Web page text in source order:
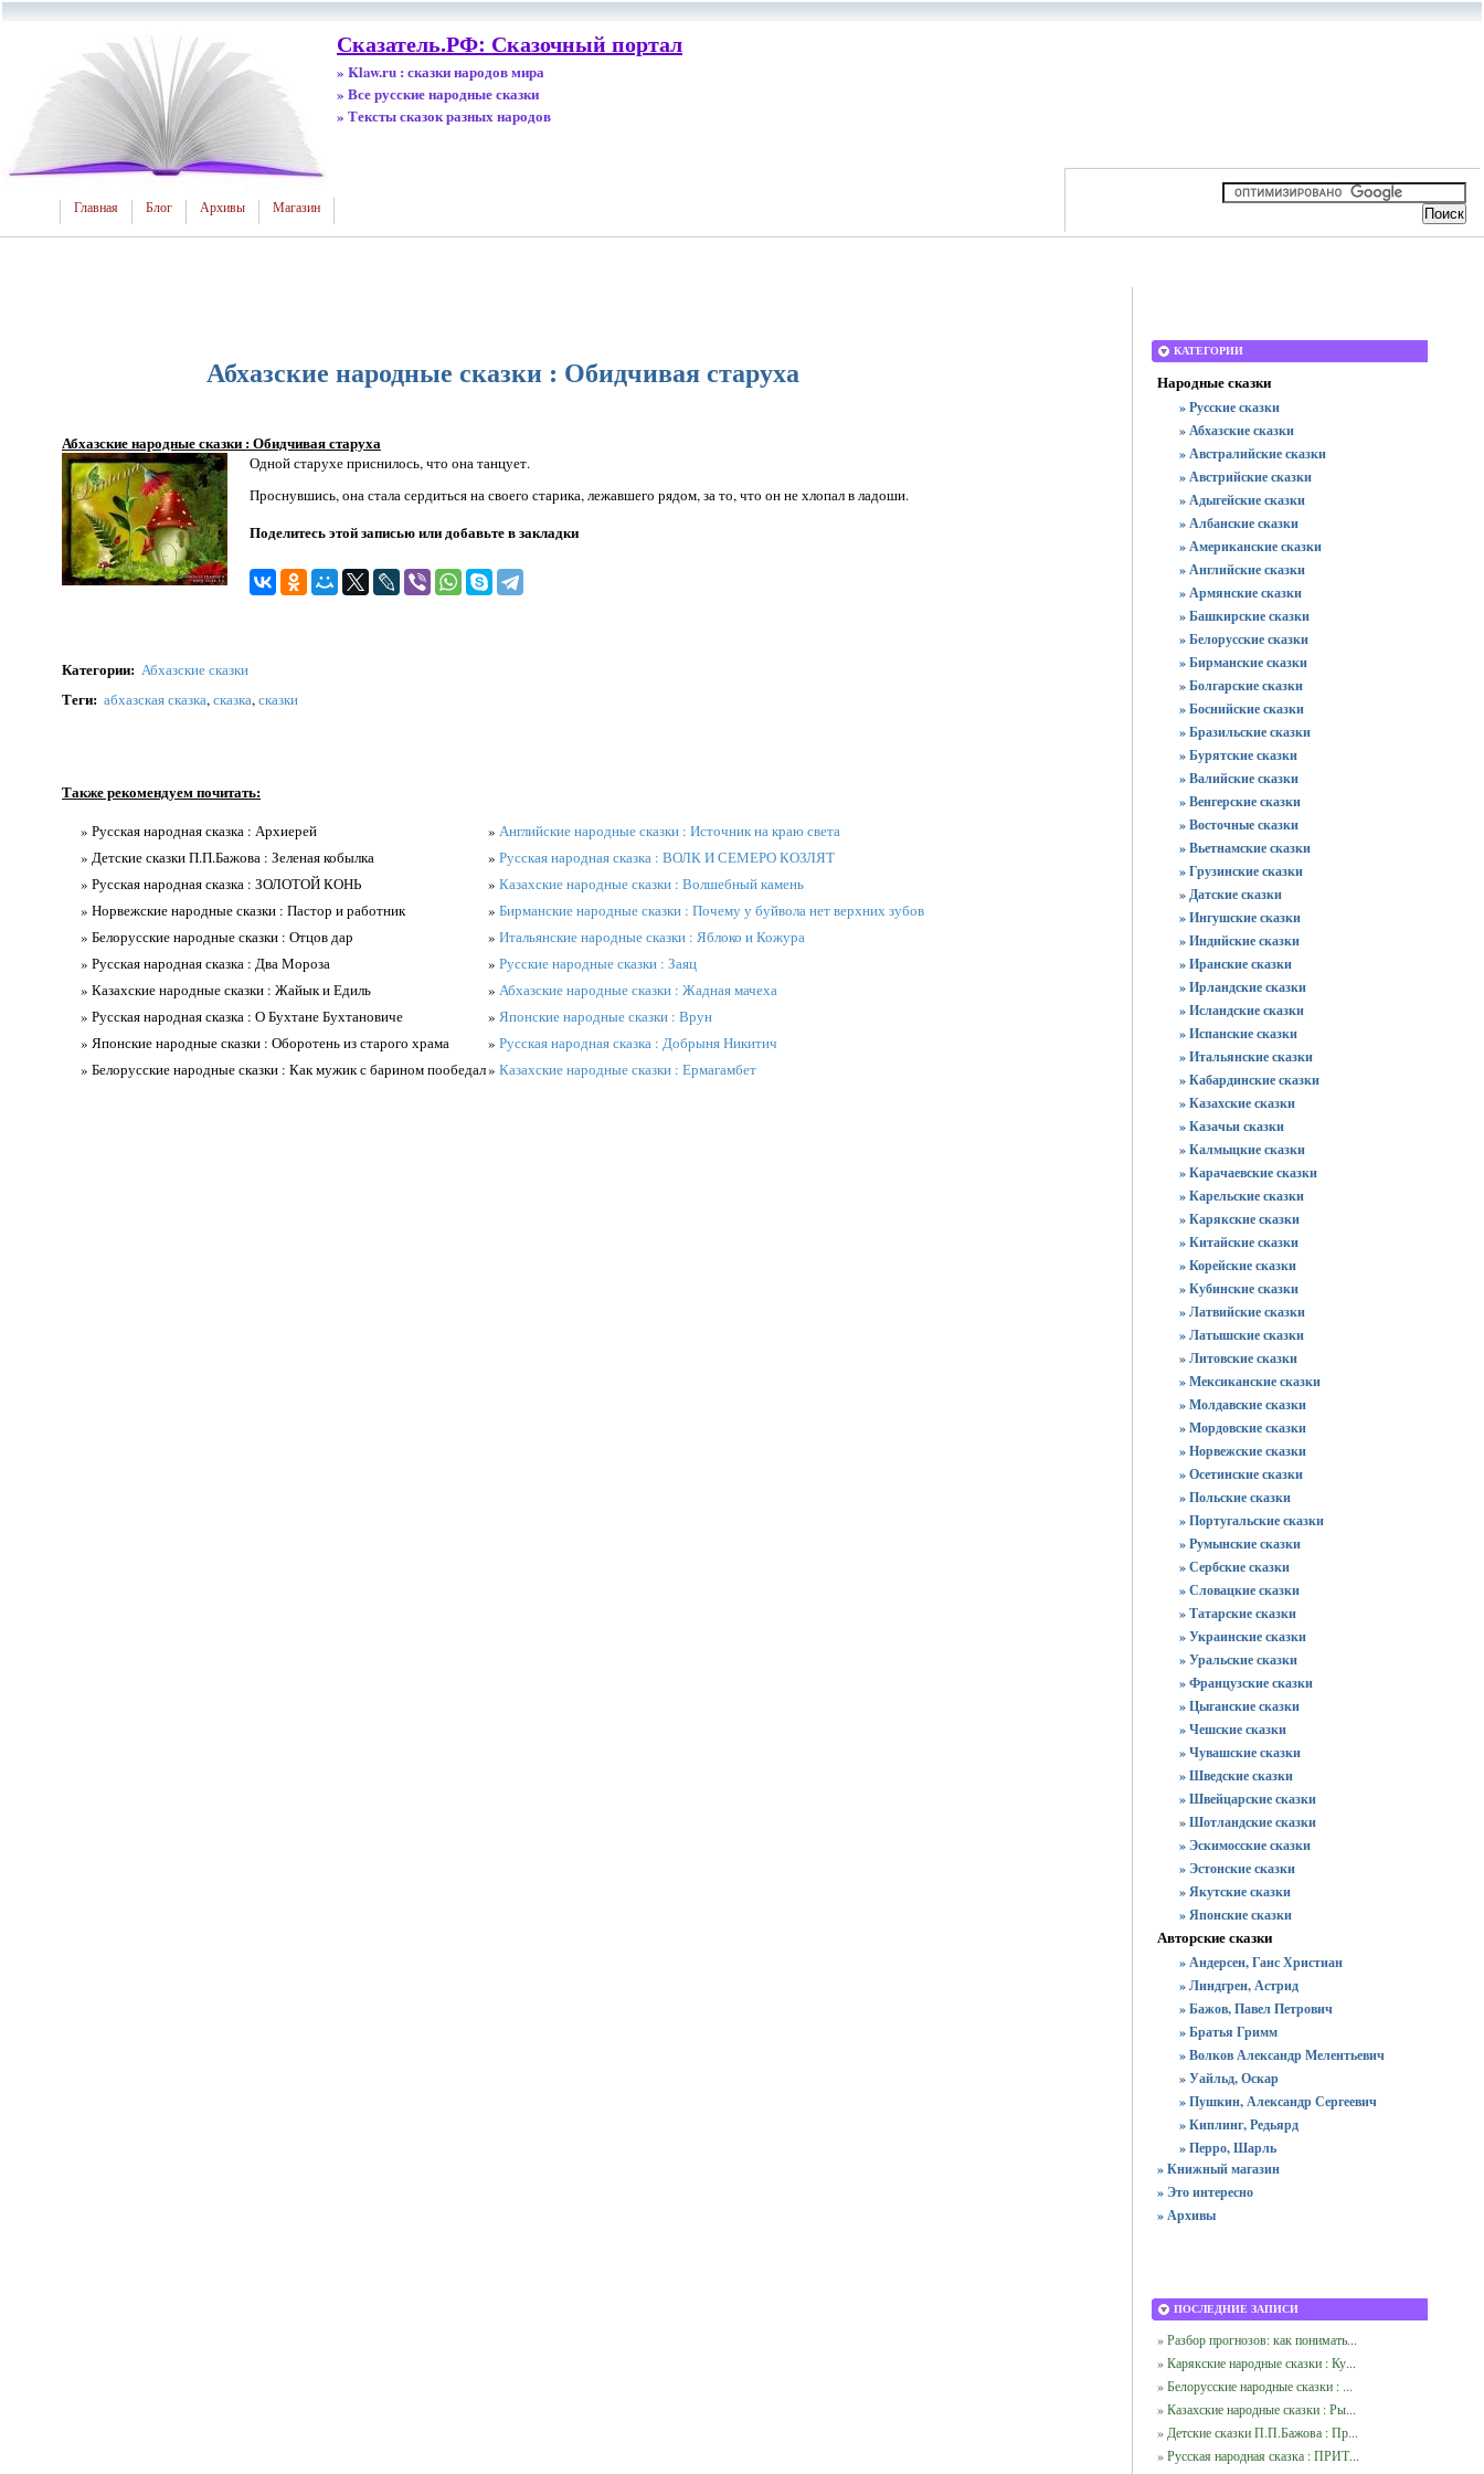
Сказатель.РФ: Сказочный портал
» Klaw.ru : сказки народов мира
» Все русские народные сказки
» Тексты сказок разных народов
Главная Блог Архивы Магазин
Абхазские народные сказки : Обидчивая старуха
Абхазские народные сказки : Обидчивая старуха
Одной старухе приснилось, что она танцует.
Проснувшись, она стала сердиться на своего старика, лежавшего рядом, за то, что он не хлопал в ладоши.
Поделитесь этой записью или добавьте в закладки
Категории: Абхазские сказки
Теги: абхазская сказка,сказка,сказки
Также рекомендуем почитать:
» Русская народная сказка : Архиерей
» Детские сказки П.П.Бажова : Зеленая кобылка
» Русская народная сказка : ЗОЛОТОЙ КОНЬ
» Норвежские народные сказки : Пастор и работник
» Белорусские народные сказки : Отцов дар
» Русская народная сказка : Два Мороза
» Казахские народные сказки : Жайык и Едиль
» Русская народная сказка : О Бухтане Бухтановиче
» Японские народные сказки : Оборотень из старого храма
» Белорусские народные сказки : Как мужик с барином пообедал
» Английские народные сказки : Источник на краю света
» Русская народная сказка : ВОЛК И СЕМЕРО КОЗЛЯТ
» Казахские народные сказки : Волшебный камень
» Бирманские народные сказки : Почему у буйвола нет верхних зубов
» Итальянские народные сказки : Яблоко и Кожура
» Русские народные сказки : Заяц
» Абхазские народные сказки : Жадная мачеха
» Японские народные сказки : Врун
» Русская народная сказка : Добрыня Никитич
» Казахские народные сказки : Ермагамбет
КАТЕГОРИИ
Народные сказки
» Русские сказки
» Абхазские сказки
» Австралийские сказки
» Австрийские сказки
» Адыгейские сказки
» Албанские сказки
» Американские сказки
» Английские сказки
» Армянские сказки
» Башкирские сказки
» Белорусские сказки
» Бирманские сказки
» Болгарские сказки
» Боснийские сказки
» Бразильские сказки
» Бурятские сказки
» Валийские сказки
» Венгерские сказки
» Восточные сказки
» Вьетнамские сказки
» Грузинские сказки
» Датские сказки
» Ингушские сказки
» Индийские сказки
» Иранские сказки
» Ирландские сказки
» Исландские сказки
» Испанские сказки
» Итальянские сказки
» Кабардинские сказки
» Казахские сказки
» Казачьи сказки
» Калмыцкие сказки
» Карачаевские сказки
» Карельские сказки
» Карякские сказки
» Китайские сказки
» Корейские сказки
» Кубинские сказки
» Латвийские сказки
» Латышские сказки
» Литовские сказки
» Мексиканские сказки
» Молдавские сказки
» Мордовские сказки
» Норвежские сказки
» Осетинские сказки
» Польские сказки
» Португальские сказки
» Румынские сказки
» Сербские сказки
» Словацкие сказки
» Татарские сказки
» Украинские сказки
» Уральские сказки
» Французские сказки
» Цыганские сказки
» Чешские сказки
» Чувашские сказки
» Шведские сказки
» Швейцарские сказки
» Шотландские сказки
» Эскимосские сказки
» Эстонские сказки
» Якутские сказки
» Японские сказки
Авторские сказки
» Андерсен, Ганс Христиан
» Линдгрен, Астрид
» Бажов, Павел Петрович
» Братья Гримм
» Волков Александр Мелентьевич
» Уайльд, Оскар
» Пушкин, Александр Сергеевич
» Киплинг, Редьярд
» Перро, Шарль
» Книжный магазин
» Это интересно
» Архивы
ПОСЛЕДНИЕ ЗАПИСИ
» Разбор прогнозов: как понимать...
» Карякские народные сказки : Ку...
» Белорусские народные сказки : ...
» Казахские народные сказки : Ры...
» Детские сказки П.П.Бажова : Пр...
» Русская народная сказка : ПРИТ...